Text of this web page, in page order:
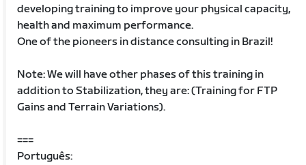
developing training to improve your physical capacity,
health and maximum performance.
One of the pioneers in distance consulting in Brazil!
Note: We will have other phases of this training in
addition to Stabilization, they are: (Training for FTP
Gains and Terrain Variations).
===
Português: